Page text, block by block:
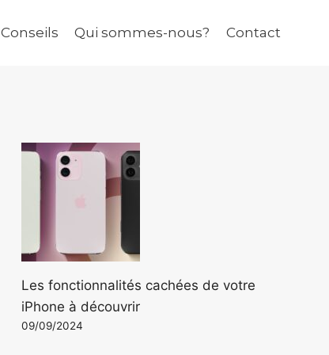
Conseils Qui sommes-nous? Contact
Les fonctionnalités cachées de votre
iPhone à découvrir
09/09/2024